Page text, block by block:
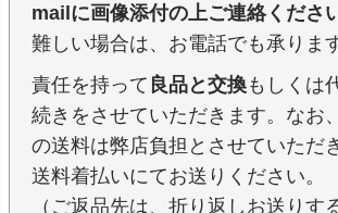
mailに画像添付の上ご連絡くださ
難しい場合は、お電話でも承りま
責任を持って 良品と交換もしくは
続きをさせていただきます。なお
の送料は弊店負担とさせていただ
送料着払いにてお送りください。
（ご返品先は、折り返しお送りす